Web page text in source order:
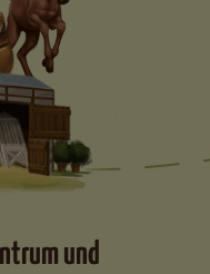
und